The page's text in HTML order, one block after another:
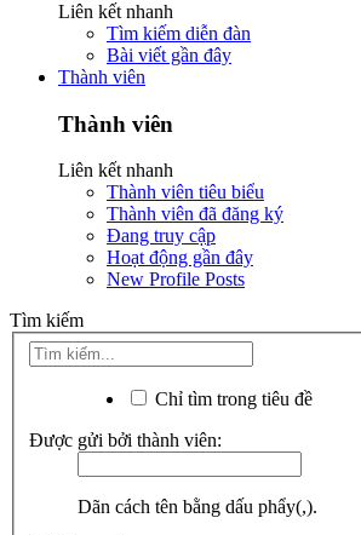
Liên kết nhanh
Tìm kiếm diễn đàn
Bài viết gần đây
Thành viên
Thành viên
Liên kết nhanh
Thành viên tiêu biểu
Thành viên đã đăng ký
Đang truy cập
Hoạt động gần đây
New Profile Posts
Tìm kiếm
Chỉ tìm trong tiêu đề
Được gửi bởi thành viên:
Dãn cách tên bằng dấu phẩy(,).